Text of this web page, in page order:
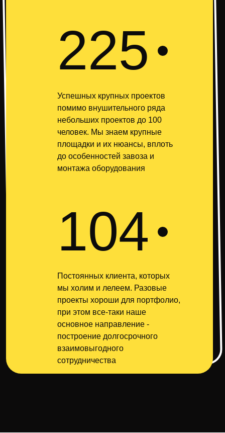
225
Успешных крупных проектов
помимо внушительного ряда
небольших проектов до 100
человек. Мы знаем крупные
площадки и их нюансы, вплоть
до особенностей завоза и
монтажа оборудования
104
Постоянных клиента, которых
мы холим и лелеем. Разовые
проекты хороши для портфолио,
при этом все-таки наше
основное направление -
построение долгосрочного
взаимовыгодного
сотрудничества